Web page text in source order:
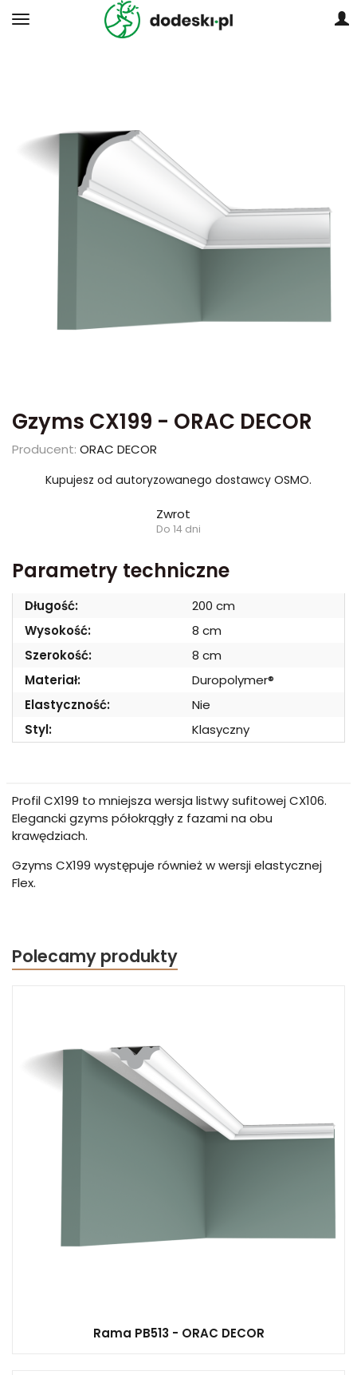
Gzyms CX199 - ORAC DECOR
Producent: ORAC DECOR
Kupujesz od autoryzowanego dostawcy OSMO.
Zwrot
Do 14 dni
Parametry techniczne
Długość:
200 cm
Wysokość:
8 cm
Szerokość:
8 cm
Materiał:
Duropolymer®
Elastyczność:
Nie
Styl:
Klasyczny
Profil CX199 to mniejsza wersja listwy sufitowej CX106.
Elegancki gzyms półokrągły z fazami na obu
krawędziach.
Gzyms CX199 występuje również w wersji elastycznej
Flex.
Polecamy produkty
Rama PB513 - ORAC DECOR